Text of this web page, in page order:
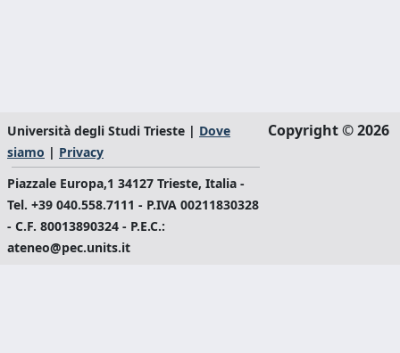
Università degli Studi Trieste | Dove
siamo | Privacy
Piazzale Europa,1 34127 Trieste, Italia -
Tel. +39 040.558.7111 - P.IVA 00211830328
- C.F. 80013890324 - P.E.C.:
ateneo@pec.units.it
Copyright © 2026